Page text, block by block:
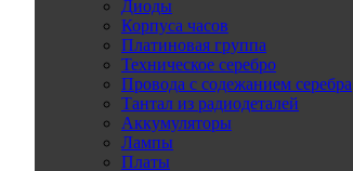
Диоды
Корпуса часов
Платиновая группа
Техническое серебро
Провода с содежанием серебра
Тантал из радиодеталей
Аккумуляторы
Лампы
Платы